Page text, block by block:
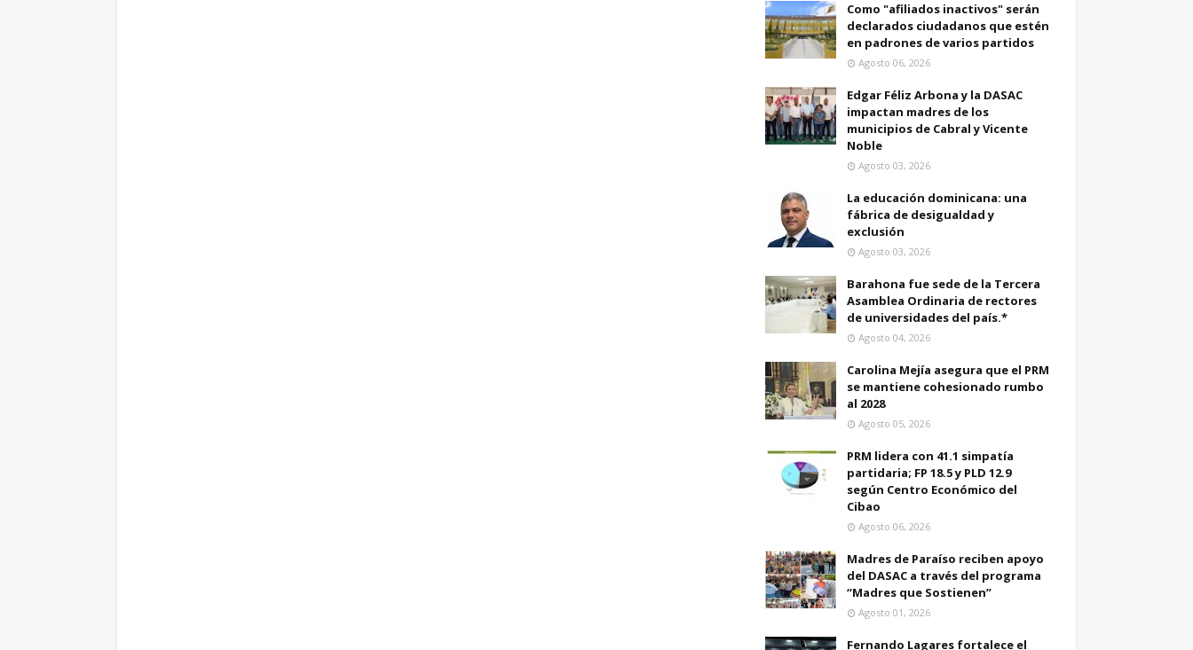
Como "afiliados inactivos" serán
declarados ciudadanos que estén
en padrones de varios partidos
Agosto 06, 2026
Edgar Féliz Arbona y la DASAC
impactan madres de los
municipios de Cabral y Vicente
Noble
Agosto 03, 2026
La educación dominicana: una
fábrica de desigualdad y
exclusión
Agosto 03, 2026
Barahona fue sede de la Tercera
Asamblea Ordinaria de rectores
de universidades del país.*
Agosto 04, 2026
Carolina Mejía asegura que el PRM
se mantiene cohesionado rumbo
al 2028
Agosto 05, 2026
PRM lidera con 41.1 simpatía
partidaria; FP 18.5 y PLD 12.9
según Centro Económico del
Cibao
Agosto 06, 2026
Madres de Paraíso reciben apoyo
del DASAC a través del programa
“Madres que Sostienen”
Agosto 01, 2026
Fernando Lagares fortalece el